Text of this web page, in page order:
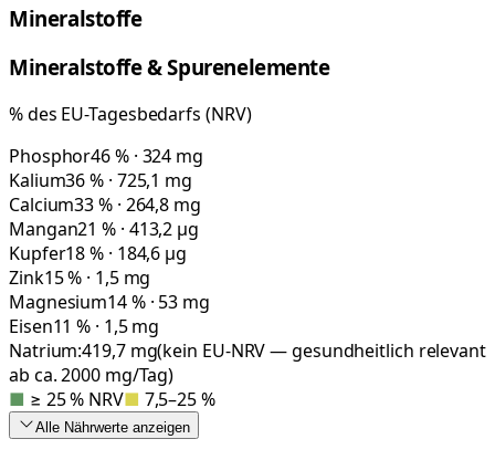
Mineralstoffe
Mineralstoffe & Spurenelemente
% des EU-Tagesbedarfs (NRV)
Phosphor46 % · 324 mg
Kalium36 % · 725,1 mg
Calcium33 % · 264,8 mg
Mangan21 % · 413,2 µg
Kupfer18 % · 184,6 µg
Zink15 % · 1,5 mg
Magnesium14 % · 53 mg
Eisen11 % · 1,5 mg
Natrium:419,7mg(kein EU-NRV — gesundheitlich relevant
ab ca. 2000 mg/Tag)
■ ≥ 25 % NRV■ 7,5–25 %
Alle Nährwerte anzeigen